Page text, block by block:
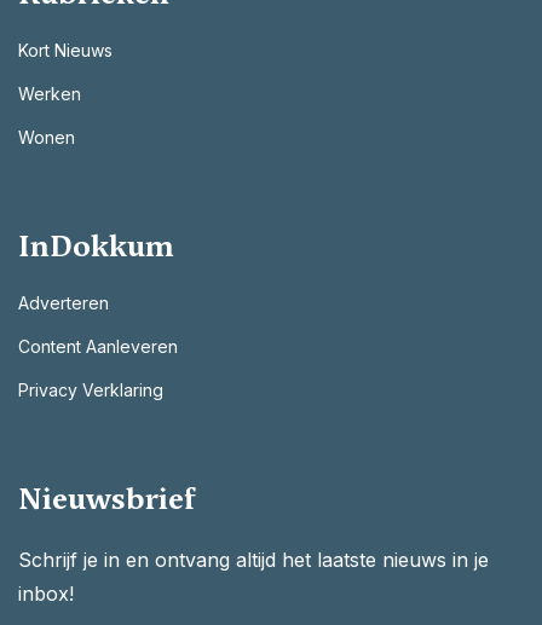
Kort Nieuws
Werken
Wonen
InDokkum
Adverteren
Content Aanleveren
Privacy Verklaring
Nieuwsbrief
Schrijf je in en ontvang altijd het laatste nieuws in je
inbox!